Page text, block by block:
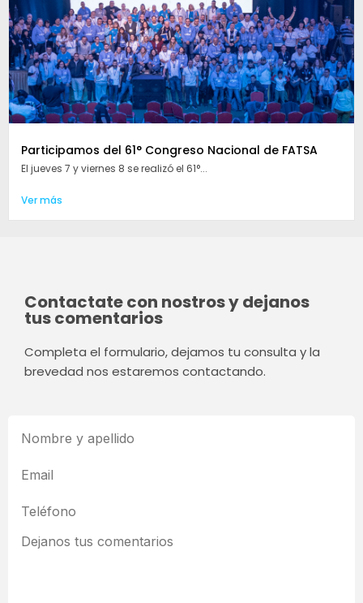
Participamos del 61° Congreso Nacional de FATSA
El jueves 7 y viernes 8 se realizó el 61°...
Ver más
Contactate con nostros y dejanos
tus comentarios
Completa el formulario, dejamos tu consulta y la
brevedad nos estaremos contactando.